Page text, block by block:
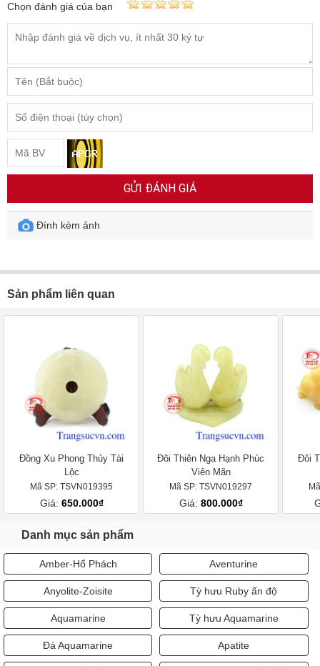
Chọn đánh giá của bạn
GỬI ĐÁNH GIÁ
Đính kèm ảnh
Sản phẩm liên quan
Đồng Xu Phong Thủy Tài
Lộc
Mã SP: TSVN019395
Giá: 650.000₫
Đôi Thiên Nga Hạnh Phúc
Viên Mãn
Mã SP: TSVN019297
Giá: 800.000₫
Đôi
Danh mục sản phẩm
Amber-Hổ Phách Aventurine
Anyolite-Zoisite Tỳ hưu Ruby ấn độ
Aquamarine Tỳ hưu Aquamarine
Đá Aquamarine Apatite